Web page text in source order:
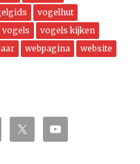
vogelhut
vogels
vogels kijken
webpagina website